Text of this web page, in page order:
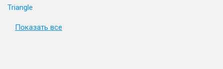
Triangle
Показать все